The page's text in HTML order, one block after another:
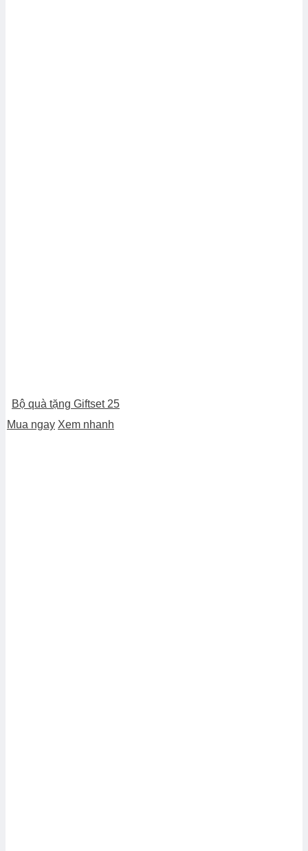
Bộ quà tặng Giftset 25
Mua ngay Xem nhanh